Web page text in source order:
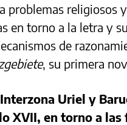
problemas religiosos
en torno a la letra y
de
, su primera
Uriel y
XVII, en torno a